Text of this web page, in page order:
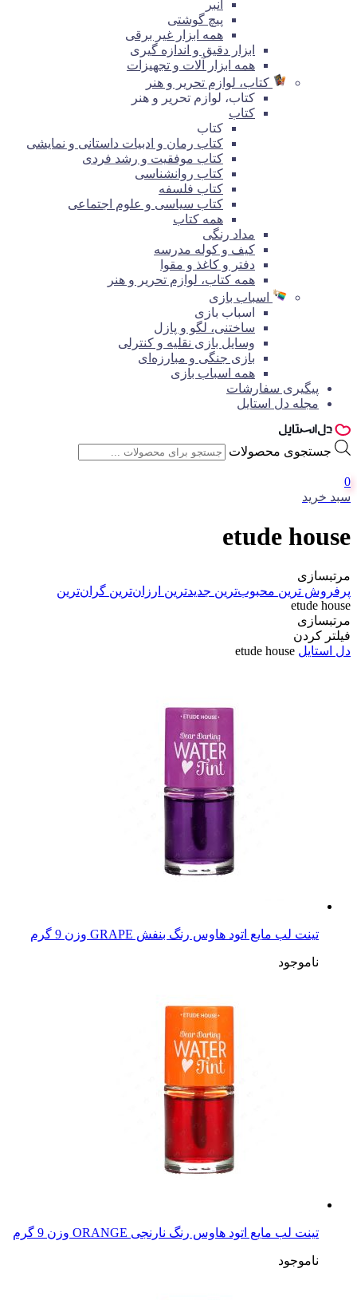
انبر
پیچ گوشتی
همه ابزار غیر برقی
ابزار دقیق و اندازه گیری
همه ابزار آلات و تجهیزات
کتاب، لوازم تحریر و هنر
کتاب، لوازم تحریر و هنر
کتاب
کتاب
کتاب رمان و ادبیات داستانی و نمایشی
کتاب موفقیت و رشد فردی
کتاب روانشناسی
کتاب فلسفه
کتاب سیاسی و علوم اجتماعی
همه کتاب
مداد رنگی
کیف و کوله مدرسه
دفتر و کاغذ و مقوا
همه کتاب، لوازم تحریر و هنر
اسباب بازی
اسباب بازی
ساختنی، لگو و پازل
وسایل بازی نقلیه و کنترلی
بازی جنگی و مبارزه‌ای
همه اسباب بازی
پیگیری سفارشات
مجله دل استایل
جستجوی محصولات
0
سبد خرید
etude house
مرتبسازی
پرفروش ترین محبوب‌ترین جدیدترین ارزان‌ترین گران‌ترین
etude house
مرتبسازی
فیلتر کردن
دل استایل etude house
تینت لب مایع اتود هاوس رنگ بنفش GRAPE وزن 9 گرم
ناموجود
تینت لب مایع اتود هاوس رنگ نارنجی ORANGE وزن 9 گرم
ناموجود